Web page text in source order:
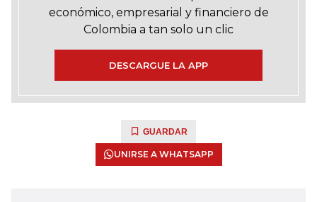
económico, empresarial y financiero de
Colombia a tan solo un clic
DESCARGUE LA APP
GUARDAR
UNIRSE A WHATSAPP